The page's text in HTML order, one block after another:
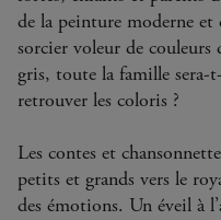
de la peinture moderne
sorcier voleur de couleurs
gris, toute la famille sera-
retrouver les coloris ?
Les contes et
petits et grands vers le
des émotions. Un éveil à